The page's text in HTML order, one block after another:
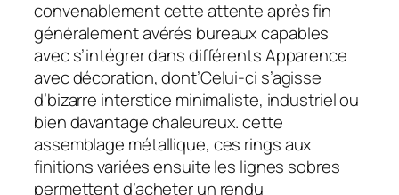
convenablement cette attente après fin
généralement avérés bureaux capables
avec s’intégrer dans différents Apparence
avec décoration, dont’Celui-ci s’agisse
d’bizarre interstice minimaliste, industriel ou
bien davantage chaleureux. cette
assemblage métallique, ces rings aux
finitions variées ensuite les lignes sobres
permettent d’acheter un rendu